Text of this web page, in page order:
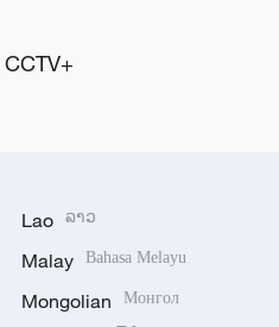
CCTV+
Lao ລາວ
Malay Bahasa Melayu
Mongolian Монгол